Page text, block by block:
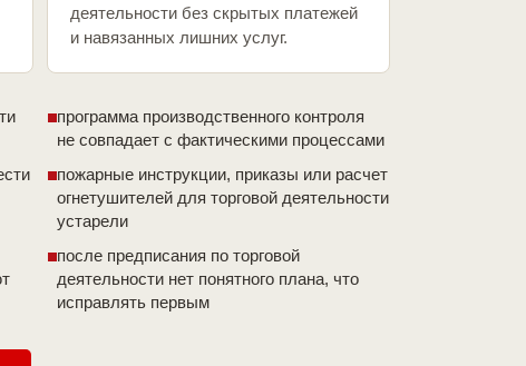
деятельности без скрытых платежей
и навязанных лишних услуг.
программа производственного контроля
не совпадает с фактическими процессами
пожарные инструкции, приказы или расчет
огнетушителей для торговой деятельности
устарели
после предписания по торговой
деятельности нет понятного плана, что
исправлять первым